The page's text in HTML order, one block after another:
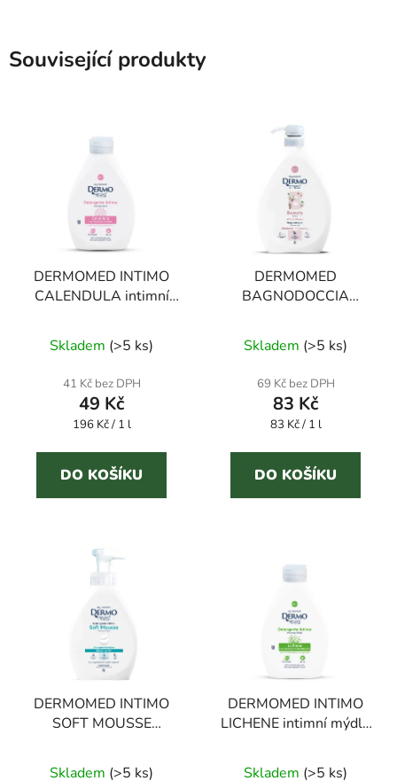
Související produkty
DERMOMED INTIMO
CALENDULA intimní
Skladem (>5 ks)
41 Kč bez DPH
49 Kč
Měrná
196 Kč / 1 l
DO KOŠÍKU
DERMOMED
BAGNODOCCIA
bílé květy 1 l
Skladem (>5 ks)
69 Kč bez DPH
83 Kč
Měrná
83 Kč / 1 l
DO KOŠÍKU
DERMOMED INTIMO
SOFT MOUSSE
intimní pěna
Skladem (>5 ks)
DERMOMED INTIMO
LICHENE intimní mýdlo
Skladem (>5 ks)